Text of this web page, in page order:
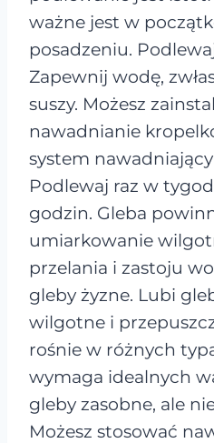
ważne jest w
posadzeniu.
Zapewnij wodę,
suszy. Możesz
nawadnianie
system
Podlewaj raz w
godzin. Gleba
umiarkowanie
przelania i zastoju
gleby żyzne. Lubi
wilgotne i
rośnie w różnych
wymaga idealnych
gleby zasobne, ale
Możesz stosować